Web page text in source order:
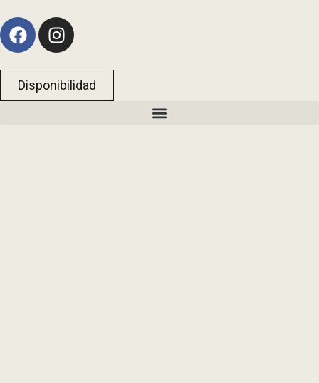
Disponibilidad